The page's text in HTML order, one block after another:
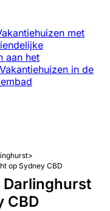
met
aan het
Vakantiehuizen in de
>
op Sydney CBD
Darlinghurst
CBD